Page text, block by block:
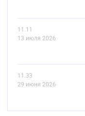
11.11
13 июля 2026
11.33
29 июня 2026